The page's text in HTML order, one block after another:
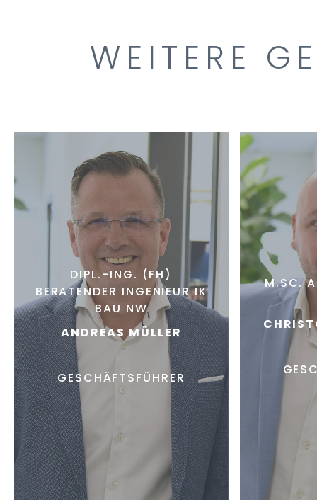
WEITERE
DIPL.-ING. (FH)
BERATENDER INGENIEUR IK
BAU NW
ANDREAS MÜLLER
GESCHÄFTSFÜHRER
M.SC.